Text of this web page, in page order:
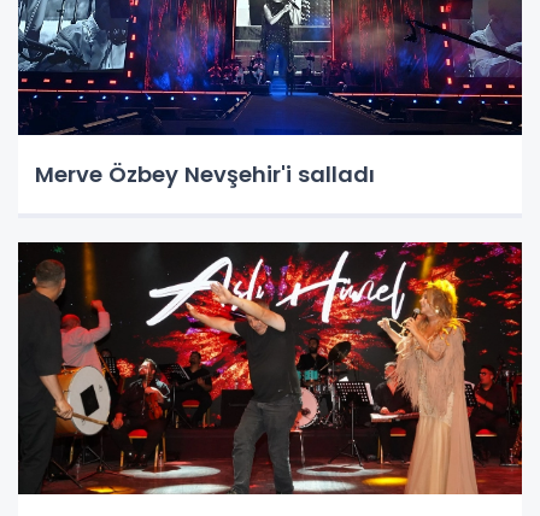
Merve Özbey Nevşehir'i salladı